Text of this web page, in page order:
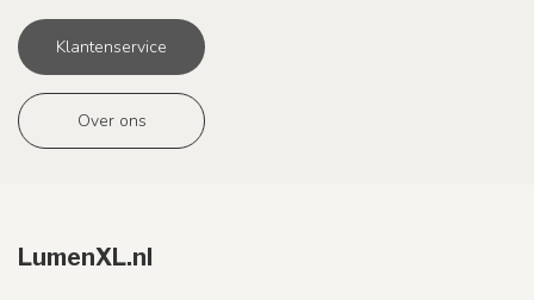
Klantenservice
Over ons
LumenXL.nl